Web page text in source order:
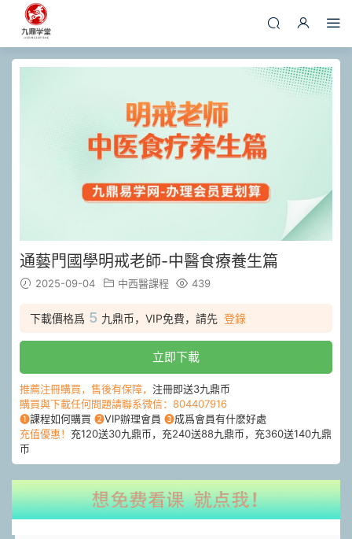
通藝門國學明戒老師-中醫食療養生篇
2025-09-04 中西醫課程 439
下載價格爲 5 九鼎币，VIP免費，請先 登錄
立即下載
推薦注冊購買，售後有保障， 注冊即送3九鼎币
購買與下載任何問題請聯系微信：804407916
❶課程如何購買 ❷VIP辦理會員 ❸成爲會員有什麽好處
充值優惠！ 充120送30九鼎币，充240送88九鼎币，充360送140九鼎
币